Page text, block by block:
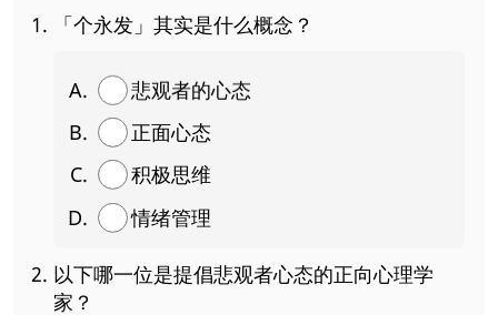
「个永发」其实是什么概念？
悲观者的心态
正面心态
积极思维
情绪管理
以下哪一位是提倡悲观者心态的正向心理学
家？